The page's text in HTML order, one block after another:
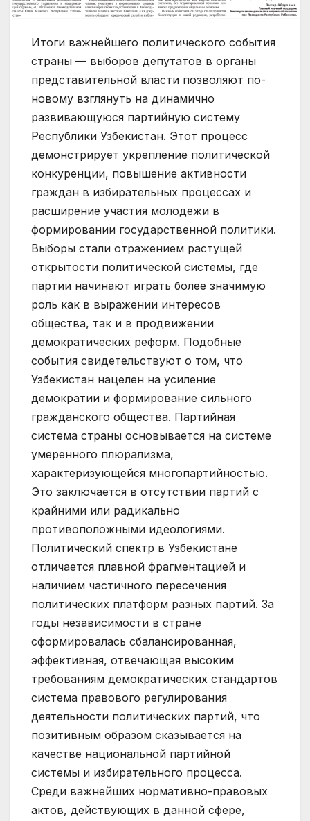
Итоги важнейшего политического события
страны — выборов депутатов в органы
представительной власти позволяют по-
новому взглянуть на динамично
развивающуюся партийную систему
Республики Узбекистан. Этот процесс
демонстрирует укрепление политической
конкуренции, повышение активности
граждан в избирательных процессах и
расширение участия молодежи в
формировании государственной политики.
Выборы стали отражением растущей
открытости политической системы, где
партии начинают играть более значимую
роль как в выражении интересов
общества, так и в продвижении
демократических реформ. Подобные
события свидетельствуют о том, что
Узбекистан нацелен на усиление
демократии и формирование сильного
гражданского общества. Партийная
система страны основывается на системе
умеренного плюрализма,
характеризующейся многопартийностью.
Это заключается в отсутствии партий с
крайними или радикально
противоположными идеологиями.
Политический спектр в Узбекистане
отличается плавной фрагментацией и
наличием частичного пересечения
политических платформ разных партий. За
годы независимости в стране
сформировалась сбалансированная,
эффективная, отвечающая высоким
требованиям демократических стандартов
система правового регулирования
деятельности политических партий, что
позитивным образом сказывается на
качестве национальной партийной
системы и избирательного процесса.
Среди важнейших нормативно-правовых
актов, действующих в данной сфере,